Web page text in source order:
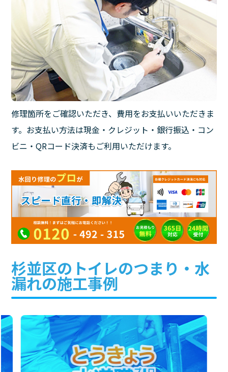
修理箇所をご確認いただき、費用をお支払いいただきま
す。お支払い方法は現金・クレジット・銀行振込・コン
ビニ・QRコード決済もご利用いただけます。
杉並区のトイレのつまり・水
漏れの施工事例